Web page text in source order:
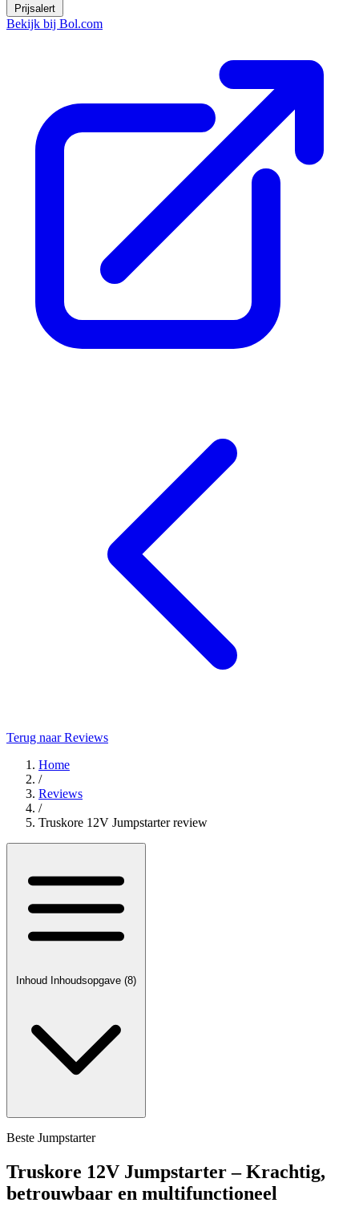
Prijsalert
Bekijk bij Bol.com
Terug naar Reviews
Home
/
Reviews
/
Truskore 12V Jumpstarter review
Inhoud Inhoudsopgave (8)
Beste Jumpstarter
Truskore 12V Jumpstarter – Krachtig,
betrouwbaar en multifunctioneel